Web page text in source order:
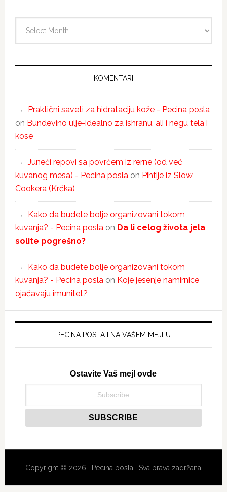
KOMENTARI
Praktični saveti za hidrataciju kože - Pecina posla
on Bundevino ulje-idealno za ishranu, ali i negu tela i
kose
Juneći repovi sa povrćem iz rerne (od već
kuvanog mesa) - Pecina posla on Pihtije iz Slow
Cookera (Krčka)
Kako da budete bolje organizovani tokom
kuvanja? - Pecina posla on Da li celog života jela
solite pogrešno?
Kako da budete bolje organizovani tokom
kuvanja? - Pecina posla on Koje jesenje namirnice
ojačavaju imunitet?
PECINA POSLA I NA VAŠEM MEJLU
Ostavite Vaš mejl ovde
Copyright © 2026 · Pecina posla · Sva prava zadržana